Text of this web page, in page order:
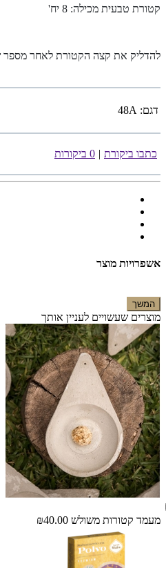
קטורת טבעית מכילה: 8 יח
'
להדליק את קצה הקטורת לאחר מספר
דגם: 48A
כתבו ביקורת | 0 ביקורות
אשפרויות מוצר
המשך
מוצרים שעשויים לעניין אותך
מעמד קטורות משולש ₪40.00